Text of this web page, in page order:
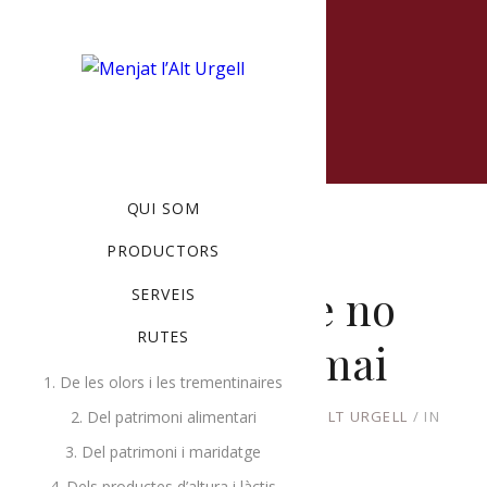
QUI SOM
PRODUCTORS
SERVEIS
RUTES
1. De les olors i les trementinaires
2. Del patrimoni alimentari
3. Del patrimoni i maridatge
Un 2020 que no
oblidarem mai
GENER 20, 2021 BYPRODUCTORS ALT URGELL
IN